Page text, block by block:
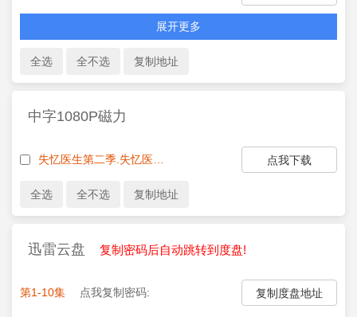
展开更多
中字1080P磁力
点我下载
迅雷云盘 复制密码后自动跳转到度盘!
第1-10集 点我复制密码: 复制度盘地址